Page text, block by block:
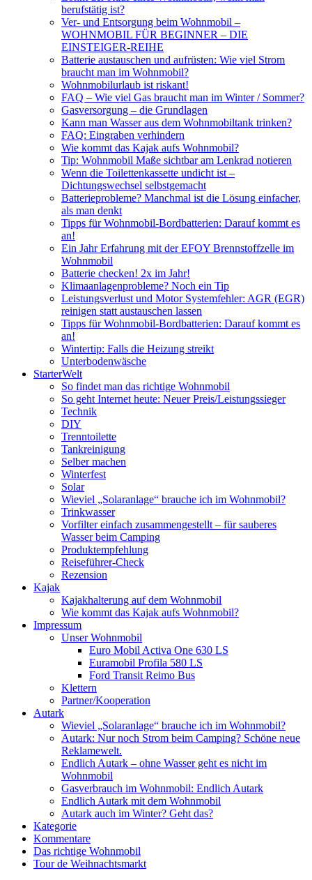
berufstätig ist?
Ver- und Entsorgung beim Wohnmobil –
WOHNMOBIL FÜR BEGINNER – DIE
EINSTEIGER-REIHE
Batterie austauschen und aufrüsten: Wie viel Strom
braucht man im Wohnmobil?
Wohnmobilurlaub ist riskant!
FAQ – Wie viel Gas braucht man im Winter / Sommer?
Gasversorgung – die Grundlagen
Kann man Wasser aus dem Wohnmobiltank trinken?
FAQ: Eingraben verhindern
Wie kommt das Kajak aufs Wohnmobil?
Tip: Wohnmobil Maße sichtbar am Lenkrad notieren
Wenn die Toilettenkassette undicht ist –
Dichtungswechsel selbstgemacht
Batterieprobleme? Manchmal ist die Lösung einfacher,
als man denkt
Tipps für Wohnmobil-Bordbatterien: Darauf kommt es
an!
Ein Jahr Erfahrung mit der EFOY Brennstoffzelle im
Wohnmobil
Batterie checken! 2x im Jahr!
Klimaanlagenprobleme? Noch ein Tip
Leistungsverlust und Motor Systemfehler: AGR (EGR)
reinigen statt austauschen lassen
Tipps für Wohnmobil-Bordbatterien: Darauf kommt es
an!
Wintertip: Falls die Heizung streikt
Unterbodenwäsche
StarterWelt
So findet man das richtige Wohnmobil
So geht Internet heute: Neuer Preis/Leistungssieger
Technik
DIY
Trenntoilette
Tankreinigung
Selber machen
Winterfest
Solar
Wieviel „Solaranlage“ brauche ich im Wohnmobil?
Trinkwasser
Vorfilter einfach zusammengestellt – für sauberes
Wasser beim Camping
Produktempfehlung
Reiseführer-Check
Rezension
Kajak
Kajakhalterung auf dem Wohnmobil
Wie kommt das Kajak aufs Wohnmobil?
Impressum
Unser Wohnmobil
Euro Mobil Activa One 630 LS
Euramobil Profila 580 LS
Ford Transit Reimo Bus
Klettern
Partner/Kooperation
Autark
Wieviel „Solaranlage“ brauche ich im Wohnmobil?
Autark: Nur noch Strom beim Camping? Schöne neue
Reklamewelt.
Endlich Autark – ohne Wasser geht es nicht im
Wohnmobil
Gasverbrauch im Wohnmobil: Endlich Autark
Endlich Autark mit dem Wohnmobil
Autark auch im Winter? Geht das?
Kategorie
Kommentare
Das richtige Wohnmobil
Tour de Weihnachtsmarkt